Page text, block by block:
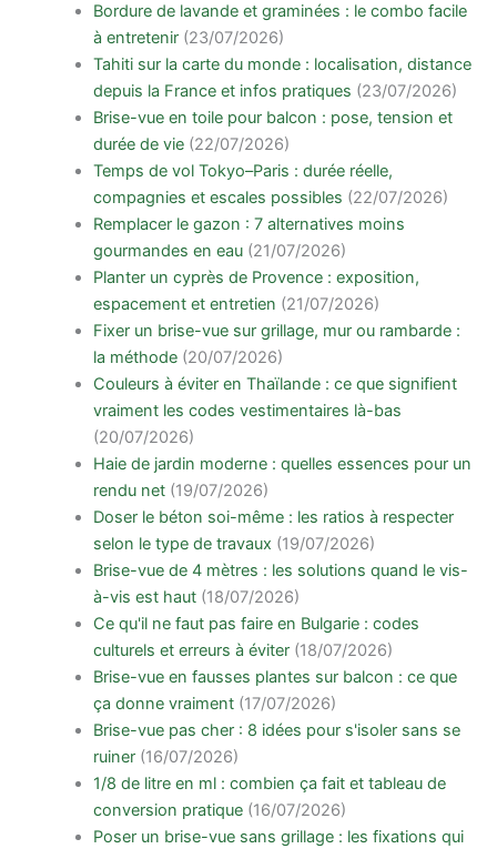
Bordure de lavande et graminées : le combo facile
à entretenir (23/07/2026)
Tahiti sur la carte du monde : localisation, distance
depuis la France et infos pratiques (23/07/2026)
Brise-vue en toile pour balcon : pose, tension et
durée de vie (22/07/2026)
Temps de vol Tokyo–Paris : durée réelle,
compagnies et escales possibles (22/07/2026)
Remplacer le gazon : 7 alternatives moins
gourmandes en eau (21/07/2026)
Planter un cyprès de Provence : exposition,
espacement et entretien (21/07/2026)
Fixer un brise-vue sur grillage, mur ou rambarde :
la méthode (20/07/2026)
Couleurs à éviter en Thaïlande : ce que signifient
vraiment les codes vestimentaires là-bas
(20/07/2026)
Haie de jardin moderne : quelles essences pour un
rendu net (19/07/2026)
Doser le béton soi-même : les ratios à respecter
selon le type de travaux (19/07/2026)
Brise-vue de 4 mètres : les solutions quand le vis-
à-vis est haut (18/07/2026)
Ce qu'il ne faut pas faire en Bulgarie : codes
culturels et erreurs à éviter (18/07/2026)
Brise-vue en fausses plantes sur balcon : ce que
ça donne vraiment (17/07/2026)
Brise-vue pas cher : 8 idées pour s'isoler sans se
ruiner (16/07/2026)
1/8 de litre en ml : combien ça fait et tableau de
conversion pratique (16/07/2026)
Poser un brise-vue sans grillage : les fixations qui